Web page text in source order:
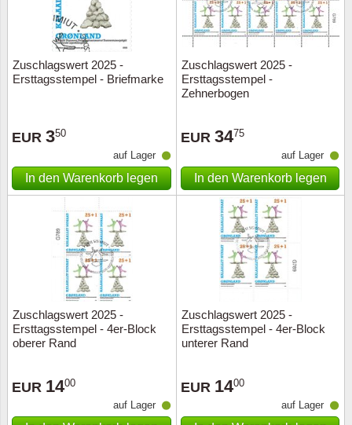
Zuschlagswert 2025 -
Ersttagsstempel - Briefmarke
EUR 350
auf Lager
In den Warenkorb legen
Zuschlagswert 2025 -
Ersttagsstempel -
Zehnerbogen
EUR 3475
auf Lager
In den Warenkorb legen
Zuschlagswert 2025 -
Ersttagsstempel - 4er-Block
oberer Rand
EUR 1400
auf Lager
Zuschlagswert 2025 -
Ersttagsstempel - 4er-Block
unterer Rand
EUR 1400
auf Lager